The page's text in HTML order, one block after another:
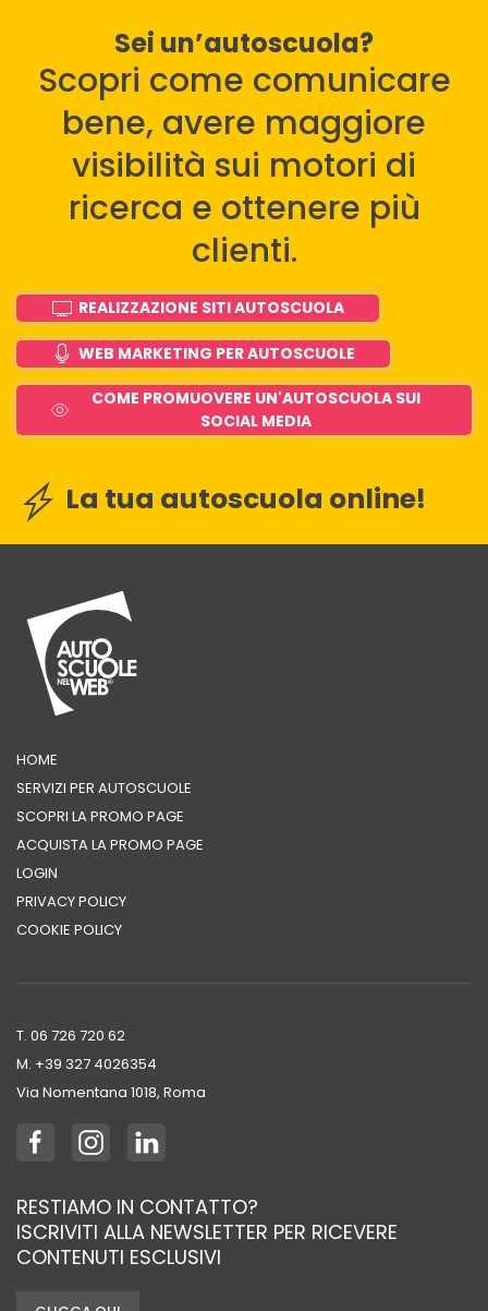
Sei un’autoscuola?
Scopri come comunicare
bene, avere maggiore
visibilità sui motori di
ricerca e ottenere più
clienti.
REALIZZAZIONE SITI AUTOSCUOLA
WEB MARKETING PER AUTOSCUOLE
COME PROMUOVERE UN'AUTOSCUOLA SUI
SOCIAL MEDIA
La tua autoscuola online!
HOME
SERVIZI PER AUTOSCUOLE
SCOPRI LA PROMO PAGE
ACQUISTA LA PROMO PAGE
LOGIN
PRIVACY POLICY
COOKIE POLICY
T. 06 726 720 62
M. +39 ‭327 4026354‬
Via Nomentana 1018, Roma
RESTIAMO IN CONTATTO?
ISCRIVITI ALLA NEWSLETTER PER RICEVERE
CONTENUTI ESCLUSIVI